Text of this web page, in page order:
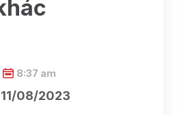
08/2023
8:37 am